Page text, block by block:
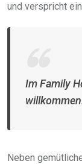
und verspricht
Im Family
Neben